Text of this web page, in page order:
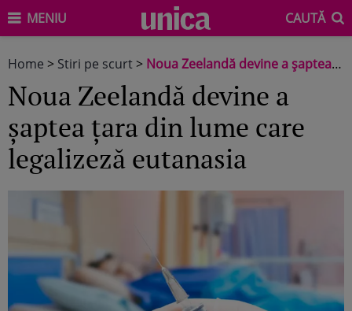
MENIU CAUTĂ
Home > Stiri pe scurt > Noua Zeelandă devine a șaptea țara din lume care legalizeză eutanasia
Noua Zeelandă devine a
șaptea țara din lume care
legalizeză eutanasia